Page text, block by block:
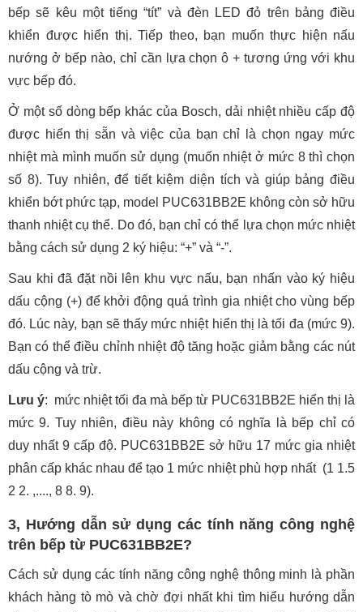
bếp sẽ kêu một tiếng “tít” và đèn LED đỏ trên bảng điều
khiển được hiển thị. Tiếp theo, bạn muốn thực hiện nấu
nướng ở bếp nào, chỉ cần lựa chọn ô + tương ứng với khu
vực bếp đó.
Ở một số dòng bếp khác của Bosch, dải nhiệt nhiều cấp độ
được hiển thị sẵn và việc của bạn chỉ là chọn ngay mức
nhiệt mà mình muốn sử dụng (muốn nhiệt ở mức 8 thì chọn
số 8). Tuy nhiên, để tiết kiệm diện tích và giúp bảng điều
khiển bớt phức tạp, model PUC631BB2E không còn sở hữu
thanh nhiệt cụ thể. Do đó, bạn chỉ có thể lựa chọn mức nhiệt
bằng cách sử dụng 2 ký hiệu: “+” và “-”.
Sau khi đã đặt nồi lên khu vực nấu, bạn nhấn vào ký hiệu
dấu cộng (+) để khởi động quá trình gia nhiệt cho vùng bếp
đó. Lúc này, bạn sẽ thấy mức nhiệt hiển thị là tối đa (mức 9).
Bạn có thể điều chỉnh nhiệt độ tăng hoặc giảm bằng các nút
dấu cộng và trừ.
Lưu ý: mức nhiệt tối đa mà bếp từ PUC631BB2E hiển thị là
mức 9. Tuy nhiên, điều này không có nghĩa là bếp chỉ có
duy nhất 9 cấp độ. PUC631BB2E sở hữu 17 mức gia nhiệt
phân cấp khác nhau để tạo 1 mức nhiệt phù hợp nhất (1 1.5
2 2. ,...., 8 8. 9).
3, Hướng dẫn sử dụng các tính năng công nghệ
trên bếp từ PUC631BB2E?
Cách sử dụng các tính năng công nghệ thông minh là phần
khách hàng tò mò và chờ đợi nhất khi tìm hiểu hướng dẫn